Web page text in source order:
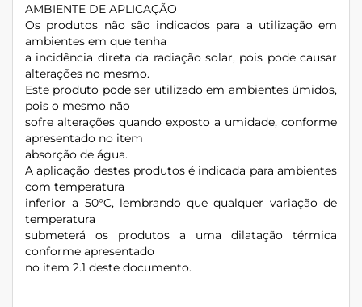
AMBIENTE DE APLICAÇÃO
Os produtos não são indicados para a utilização em
ambientes em que tenha
a incidência direta da radiação solar, pois pode causar
alterações no mesmo.
Este produto pode ser utilizado em ambientes úmidos,
pois o mesmo não
sofre alterações quando exposto a umidade, conforme
apresentado no item
absorção de água.
A aplicação destes produtos é indicada para ambientes
com temperatura
inferior a 50°C, lembrando que qualquer variação de
temperatura
submeterá os produtos a uma dilatação térmica
conforme apresentado
no item 2.1 deste documento.